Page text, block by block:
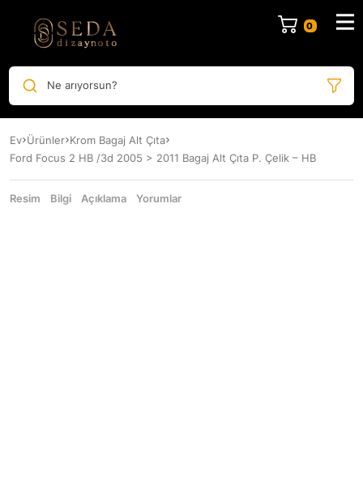
Ne arıyorsun?
Ev Ürünler Krom Bagaj Alt Çıta
Ford Focus 2 HB /3d 2005 > 2011 Bagaj Alt Çıta P. Çelik – HB
Resim Bilgi Açıklama Yorumlar